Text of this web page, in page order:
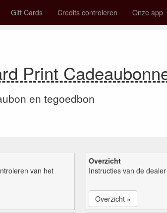
Gift Cards Credits controleren Onze app
Print
en tegoedbon
van het
Overzicht
Instructies van de dealer
Overzicht »